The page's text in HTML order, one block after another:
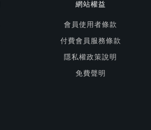
網站權益
會員使用者條款
付費會員服務條款
隱私權政策說明
免費聲明